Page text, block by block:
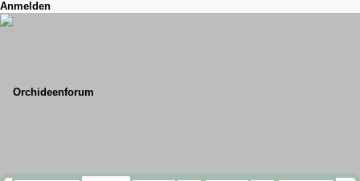
Anmelden